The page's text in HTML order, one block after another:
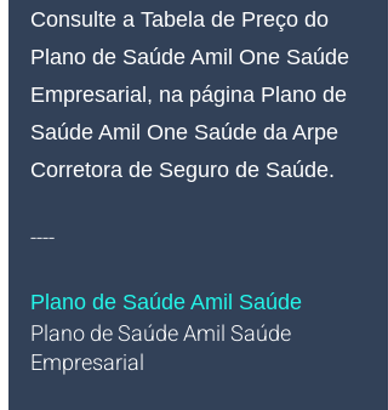
Consulte a Tabela de Preço do
Plano de Saúde Amil One Saúde
Empresarial, na página Plano de
Saúde Amil One Saúde da Arpe
Corretora de Seguro de Saúde.
----
Plano de Saúde Amil Saúde
Plano de Saúde Amil Saúde
Empresarial